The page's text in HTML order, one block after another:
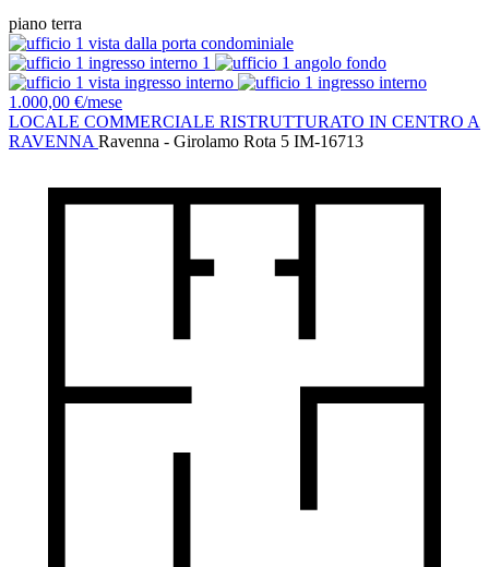
piano terra
1.000,00 €/mese
LOCALE COMMERCIALE RISTRUTTURATO IN CENTRO A
RAVENNA Ravenna - Girolamo Rota 5 IM-16713